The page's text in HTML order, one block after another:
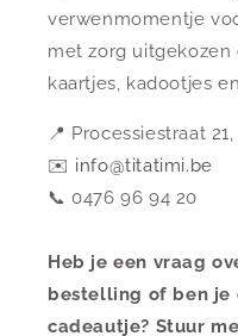
verwenmomentje
met zorg uitgekozen
kaartjes, kadootjes
📍 Processiestraat
✉️ info@titatimi.be
📞 0476 96 94 20
Heb je een vraag
bestelling of ben je
cadeautje? Stuur